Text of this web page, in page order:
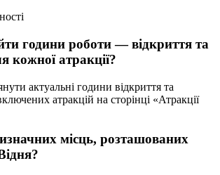
години роботи — відкриття та
кожної атракції?
актуальні години відкриття та
атракцій на сторінці «Атракції
місць, розташованих